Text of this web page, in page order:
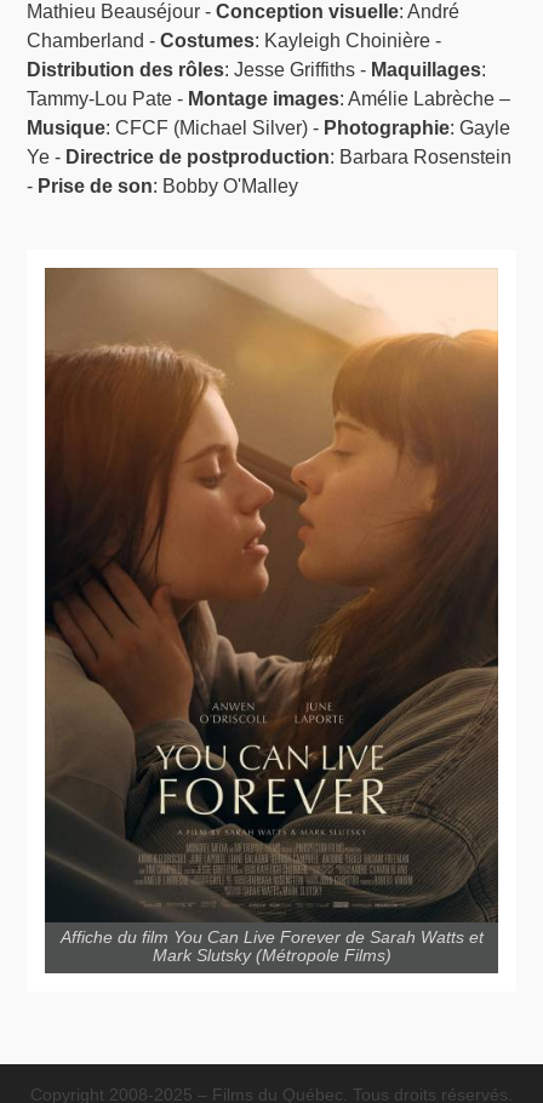
Mathieu Beauséjour -Conception visuelle: André
Chamberland -Costumes: Kayleigh Choinière -
Distribution des rôles: Jesse Griffiths - Maquillages:
Tammy-Lou Pate - Montage images: Amélie Labrèche –
Musique: CFCF (Michael Silver) - Photographie: Gayle
Ye - Directrice de postproduction: Barbara Rosenstein
- Prise de son: Bobby O'Malley
Affiche du film You Can Live Forever de Sarah Watts et
Mark Slutsky (Métropole Films)
Copyright 2008-2025 – Films du Québec. Tous droits réservés.